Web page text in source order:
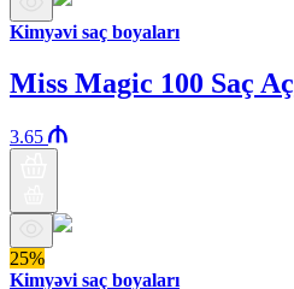
Kimyəvi saç boyaları
Miss Magic 100 Saç
3.65
25%
Kimyəvi saç boyaları